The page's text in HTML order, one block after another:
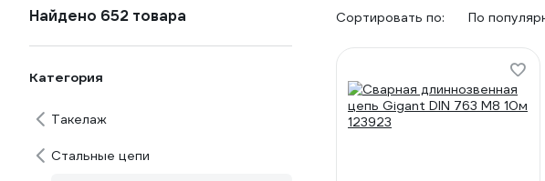
Найдено 652 товара
Категория
Такелаж
Стальные цепи
Сортировать по: По